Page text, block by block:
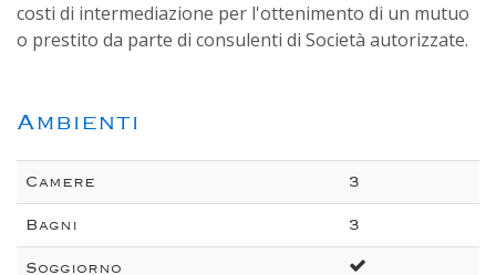
costi di intermediazione per l'ottenimento di un mutuo
o prestito da parte di consulenti di Società autorizzate.
Ambienti
Camere 3
Bagni 3
Soggiorno